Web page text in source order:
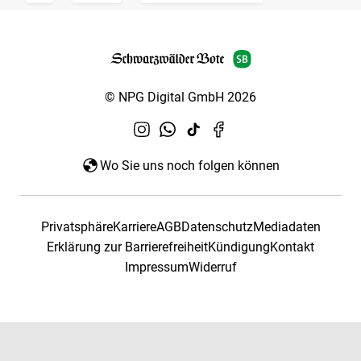
© NPG Digital GmbH 2026
Wo Sie uns noch folgen können
PrivatsphäreKarriereAGBDatenschutzMediadaten
Erklärung zur BarrierefreiheitKündigungKontakt
ImpressumWiderruf